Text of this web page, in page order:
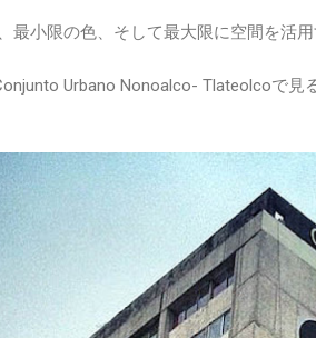
最小限の色、そして最大限に空間を活用
Urbano Nonoalco- Tlateolcoで見